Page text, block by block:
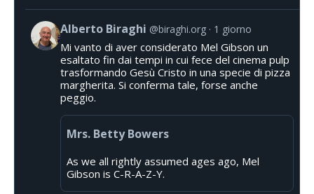
Alberto Biraghi @biraghi.org 1 giorno
Mi vanto di aver considerato Mel Gibson un
esaltato fin dai tempi in cui fece del cinema pulp
trasformando Gesù Cristo in una specie di pizza
margherita. Si conferma tale, forse anche
peggio.
Mrs. Betty Bowers
As we all rightly assumed ages ago, Mel
Gibson is C-R-A-Z-Y.